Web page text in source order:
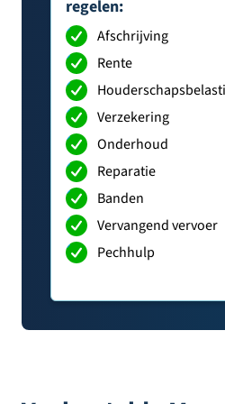
regelen:
Afschrijving
Rente
Verzekering
Onderhoud
Reparatie
Banden
Vervangend vervoer
Pechhulp